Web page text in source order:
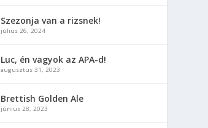
Szezonja van a rizsnek!
július 26, 2024
Luc, én vagyok az APA-d!
augusztus 31, 2023
Brettish Golden Ale
június 28, 2023